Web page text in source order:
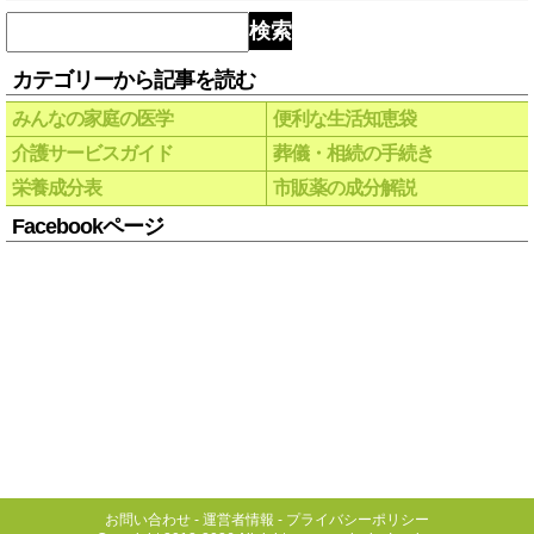
検索
カテゴリーから記事を読む
みんなの家庭の医学
便利な生活知恵袋
介護サービスガイド
葬儀・相続の手続き
栄養成分表
市販薬の成分解説
Facebookページ
お問い合わせ - 運営者情報 - プライバシーポリシー